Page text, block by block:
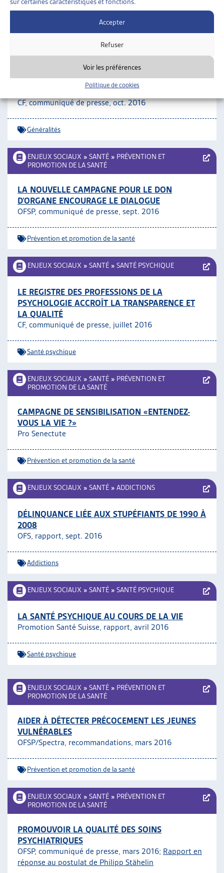
Accepter
Refuser
Voir les préférences
Politique de cookies
Soins de longue durée
ENJEUX SOCIAUX»SANTÉ»GÉNÉRALITÉS
MIEUX SOUTENIR LES FAMILLES D’ENFANTS
AYANT BESOIN DE SOINS
CF, communiqué de presse, oct. 2016
Généralités
ENJEUX SOCIAUX » SANTÉ » PRÉVENTION ET
PROMOTION DE LA SANTÉ
LA NOUVELLE CAMPAGNE POUR LE DON
D’ORGANE ENCOURAGE LE DIALOGUE
OFSP, communiqué de presse, sept. 2016
Prévention et promotion de la santé
ENJEUX SOCIAUX » SANTÉ » SANTÉ PSYCHIQUE
LE REGISTRE DES PROFESSIONS DE LA
PSYCHOLOGIE ACCROÎT LA TRANSPARENCE ET
LA QUALITÉ
CF, communiqué de presse, juillet 2016
Santé psychique
ENJEUX SOCIAUX » SANTÉ » PRÉVENTION ET
PROMOTION DE LA SANTÉ
CAMPAGNE DE SENSIBILISATION «ENTENDEZ-
VOUS LA VIE ?»
Pro Senectute
Prévention et promotion de la santé
ENJEUX SOCIAUX » SANTÉ » ADDICTIONS
DÉLINQUANCE LIÉE AUX STUPÉFIANTS DE 1990 À
2008
OFS, rapport, sept. 2016
Addictions
ENJEUX SOCIAUX » SANTÉ » SANTÉ PSYCHIQUE
LA SANTÉ PSYCHIQUE AU COURS DE LA VIE
Promotion Santé Suisse, rapport, avril 2016
Santé psychique
ENJEUX SOCIAUX » SANTÉ » PRÉVENTION ET
PROMOTION DE LA SANTÉ
AIDER À DÉTECTER PRÉCOCEMENT LES JEUNES
VULNÉRABLES
OFSP/Spectra, recommandations, mars 2016
Prévention et promotion de la santé
ENJEUX SOCIAUX » SANTÉ » PRÉVENTION ET
PROMOTION DE LA SANTÉ
PROMOUVOIR LA QUALITÉ DES SOINS
PSYCHIATRIQUES
OFSP, communiqué de presse, mars 2016; Rapport en
réponse au postulat de Philipp Stähelin